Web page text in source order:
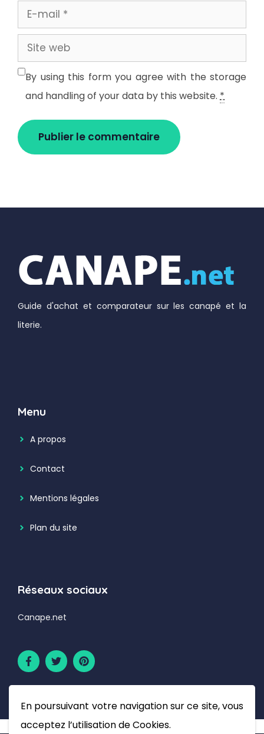
En poursuivant votre navigation sur ce site, vous
acceptez l’utilisation de Cookies.
mail
Site
web
By using this form you agree with the storage
and handling of your data by this website. *
Guide d'achat et comparateur sur les canapé et la
literie.
Menu
A propos
Contact
Mentions légales
Plan du site
Réseaux sociaux
Canape.net